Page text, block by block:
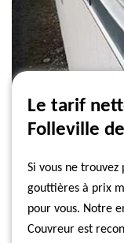
Le tarif
Folleville
Si vous ne
gouttières à prix
pour vous. Notre
Couvreur est